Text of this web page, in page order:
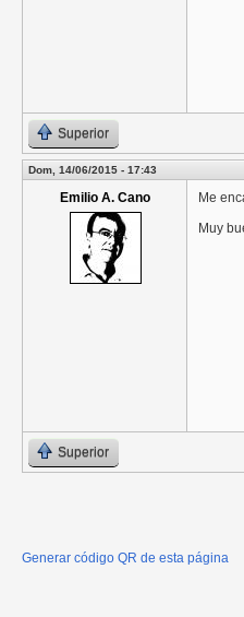
Superior
Dom, 14/06/2015 - 17:43
Emilio A. Cano
Me
Muy
Superior
Generar código QR de esta página